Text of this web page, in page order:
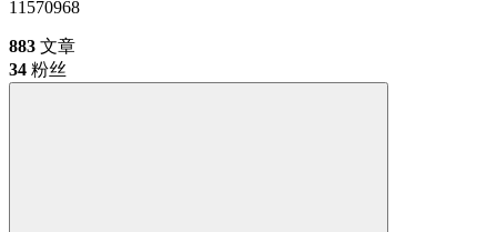
11570968
883 文章
34 粉丝